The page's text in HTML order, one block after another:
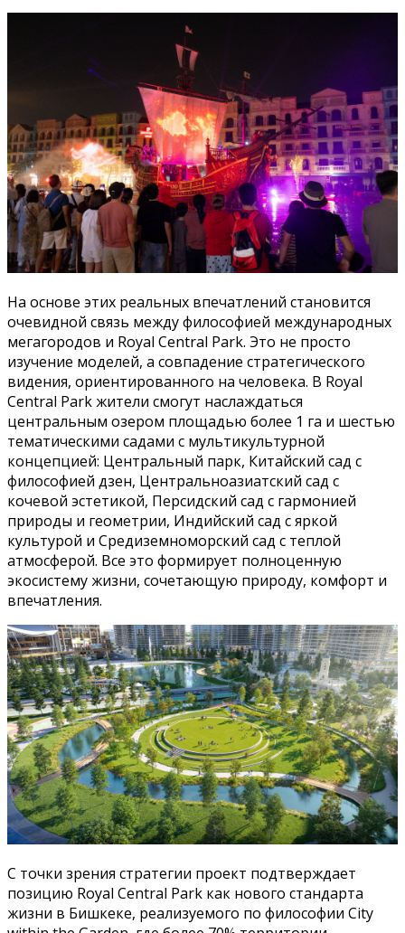
На основе этих реальных впечатлений становится
очевидной связь между философией международных
мегагородов и Royal Central Park. Это не просто
изучение моделей, а совпадение стратегического
видения, ориентированного на человека. В Royal
Central Park жители смогут наслаждаться
центральным озером площадью более 1 га и шестью
тематическими садами с мультикультурной
концепцией: Центральный парк, Китайский сад с
философией дзен, Центральноазиатский сад с
кочевой эстетикой, Персидский сад с гармонией
природы и геометрии, Индийский сад с яркой
культурой и Средиземноморский сад с теплой
атмосферой. Все это формирует полноценную
экосистему жизни, сочетающую природу, комфорт и
впечатления.
С точки зрения стратегии проект подтверждает
позицию Royal Central Park как нового стандарта
жизни в Бишкеке, реализуемого по философии City